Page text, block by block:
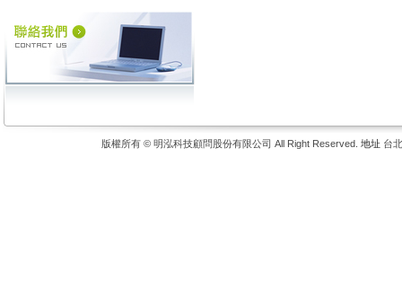
版權所有 © 明泓科技顧問股份有限公司 All Right Reserved. 地址台